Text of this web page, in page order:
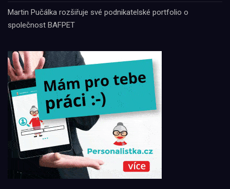
Martin Pučálka rozšiřuje své podnikatelské portfolio o
společnost BAFPET